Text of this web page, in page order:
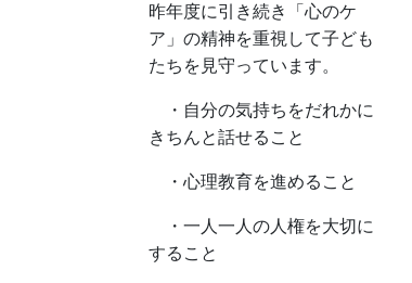
昨年度に引き続き「心のケ
ア」の精神を重視して子ども
たちを見守っています。
・自分の気持ちをだれかに
きちんと話せること
・心理教育を進めること
・一人一人の人権を大切に
すること